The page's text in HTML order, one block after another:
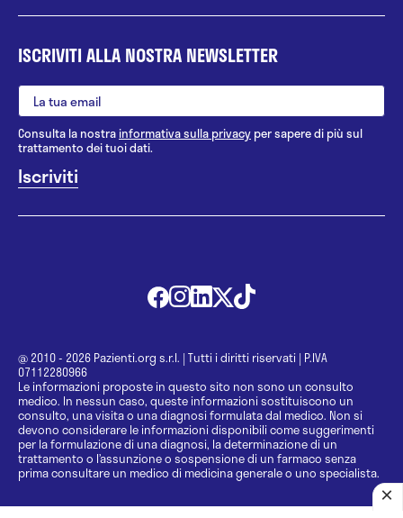
ISCRIVITI ALLA NOSTRA NEWSLETTER
Consulta la nostrainformativa sulla privacy per sapere di più sul
trattamento dei tuoi dati.
@ 2010 - 2026 Pazienti.org s.r.l. | Tutti i diritti riservati | P.IVA
07112280966
Le informazioni proposte in questo sito non sono un consulto
medico. In nessun caso, queste informazioni sostituiscono un
consulto, una visita o una diagnosi formulata dal medico. Non si
devono considerare le informazioni disponibili come suggerimenti
per la formulazione di una diagnosi, la determinazione di un
trattamento o l’assunzione o sospensione di un farmaco senza
prima consultare un medico di medicina generale o uno specialista.